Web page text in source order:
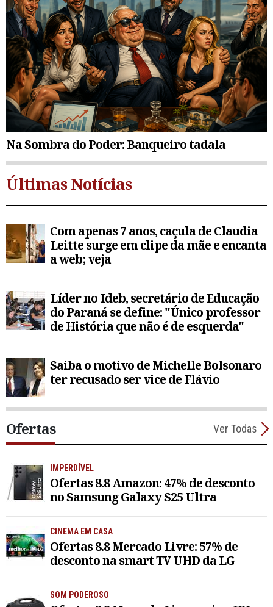
Na Sombra do Poder: Banqueiro tadala
Últimas Notícias
Com apenas 7 anos, caçula de Claudia
Leitte surge em clipe da mãe e encanta
a web; veja
Líder no Ideb, secretário de Educação
do Paraná se define: "Único professor
de História que não é de esquerda"
Saiba o motivo de Michelle Bolsonaro
ter recusado ser vice de Flávio
Ofertas Ver Todas
IMPERDÍVEL
Ofertas 8.8 Amazon: 47% de desconto
no Samsung Galaxy S25 Ultra
CINEMA EM CASA
Ofertas 8.8 Mercado Livre: 57% de
desconto na smart TV UHD da LG
SOM PODEROSO